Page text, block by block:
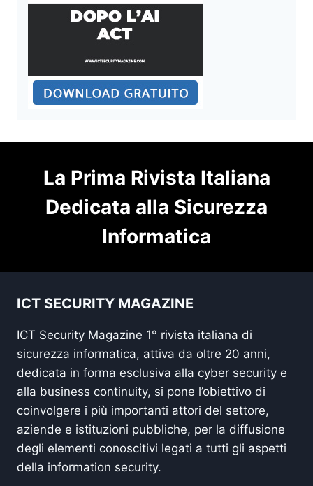
La Prima Rivista Italiana
Dedicata alla Sicurezza
Informatica
ICT SECURITY MAGAZINE
ICT Security Magazine 1° rivista italiana di
sicurezza informatica, attiva da oltre 20 anni,
dedicata in forma esclusiva alla cyber security e
alla business continuity, si pone l’obiettivo di
coinvolgere i più importanti attori del settore,
aziende e istituzioni pubbliche, per la diffusione
degli elementi conoscitivi legati a tutti gli aspetti
della information security.